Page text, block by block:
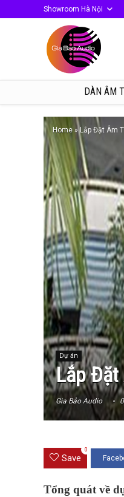
Showroom Hà Nội
DÀN ÂM
Home »Lắp Đặt Âm
Dự án
Lắp Đặt
Gia Bảo Audio
Save
0
Tổng quát về